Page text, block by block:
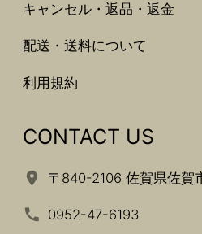
キャンセル・返品・返金
配送・送料について
利用規約
CONTACT US
〒840-2106 佐賀県佐賀
0952-47-6193